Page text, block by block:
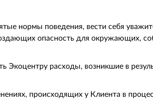
нормы поведения, вести себя
опасность для окружающих,
расходы, возникшие в
происходящих у Клиента в